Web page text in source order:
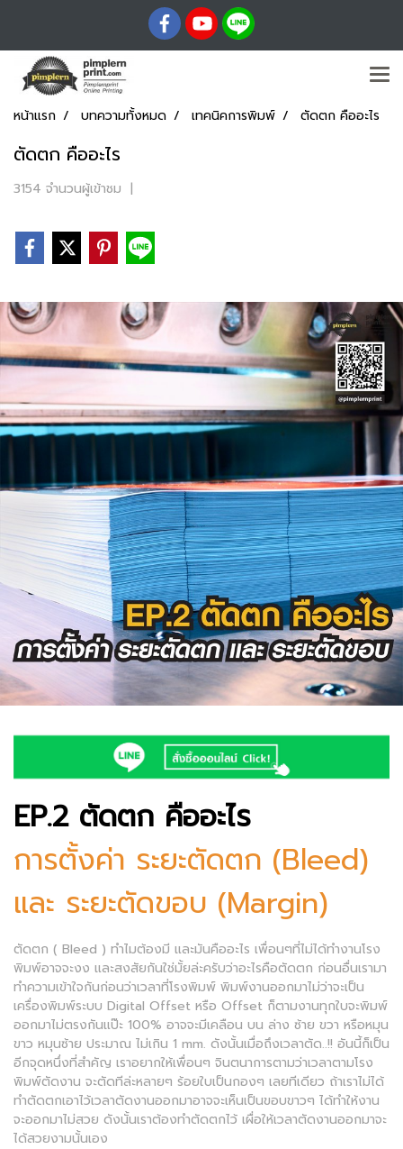
หน้าแรก บทความทั้งหมด เทคนิคการพิมพ์ ตัดตก คืออะไร
ตัดตก คืออะไร
3154 จำนวนผู้เข้าชม |
EP.2 ตัดตก คืออะไร
การตั้งค่า ระยะตัดตก (Bleed)
และ ระยะตัดขอบ (Margin)
ตัดตก ( Bleed ) ทำไมต้องมี และมันคืออะไร เพื่อนๆที่ไม่ได้ทำงานโรง
พิมพ์อาจจะงง และสงสัยกันใช่มั้ยล่ะครับว่าอะไรคือตัดตก ก่อนอื่นเรามา
ทำความเข้าใจกันก่อนว่าเวลาที่โรงพิมพ์ พิมพ์งานออกมาไม่ว่าจะเป็น
เครื่องพิมพ์ระบบ Digital Offset หรือ Offset ก็ตามงานทุกใบจะพิมพ์
ออกมาไม่ตรงกันแป๊ะ 100% อาจจะมีเคลือน บน ล่าง ซ้าย ขวา หรือหมุน
ขาว หมุนซ้าย ประมาณ ไม่เกิน 1 mm. ดังนั้นเมื่อถึงเวลาตัด..!! อันนี้ก็เป็น
อีกจุดหนึ่งที่สำคัญ เราอยากให้เพื่อนๆ จินตนาการตามว่าเวลาตามโรง
พิมพ์ตัดงาน จะตัดทีล่ะหลายๆ ร้อยใบเป็นกองๆ เลยทีเดียว ถ้าเราไม่ได้
ทำตัดตกเอาไว้เวลาตัดงานออกมาอาจจะเห็นเป็นขอบขาวๆ ได้ทำให้งาน
จะออกมาไม่สวย ดังนั้นเราต้องทำตัดตกไว้ เผื่อให้เวลาตัดงานออกมาจะ
ได้สวยงามนั้นเอง